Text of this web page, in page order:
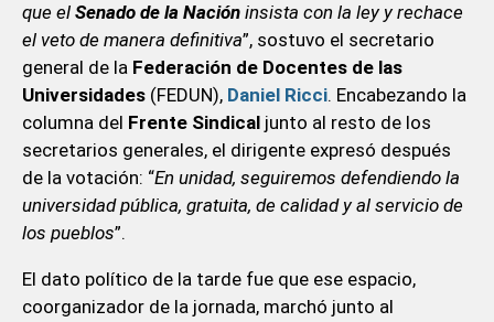
que el Senado de la Nacióninsista con la ley y rechace
el veto de manera definitiva”, sostuvo el secretario
general de laFederación de Docentes de las
Universidades(FEDUN), Daniel Ricci. Encabezando la
columna del Frente Sindicaljunto al resto de los
secretarios generales, el dirigente expresó después
de la votación: “En unidad, seguiremos defendiendo la
universidad pública, gratuita, de calidad y al servicio de
los pueblos”.
El dato político de la tarde fue que ese espacio,
coorganizador de la jornada, marchó junto al